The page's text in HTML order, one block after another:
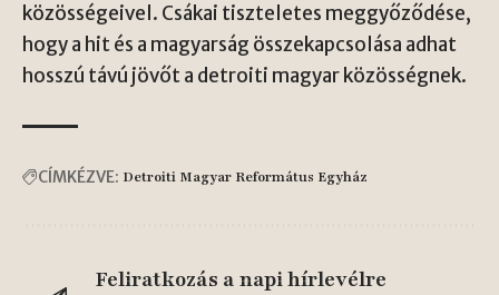
közösségeivel. Csákai tiszteletes meggyőződése,
hogy a hit és a magyarság összekapcsolása adhat
hosszú távú jövőt a detroiti magyar közösségnek.
CÍMKÉZVE: Detroiti Magyar Református Egyház
Feliratkozás a napi hírlevélre